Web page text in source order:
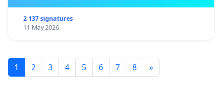
2 137 signatures
11 May 2026
1 2 3 4 5 6 7 8 »